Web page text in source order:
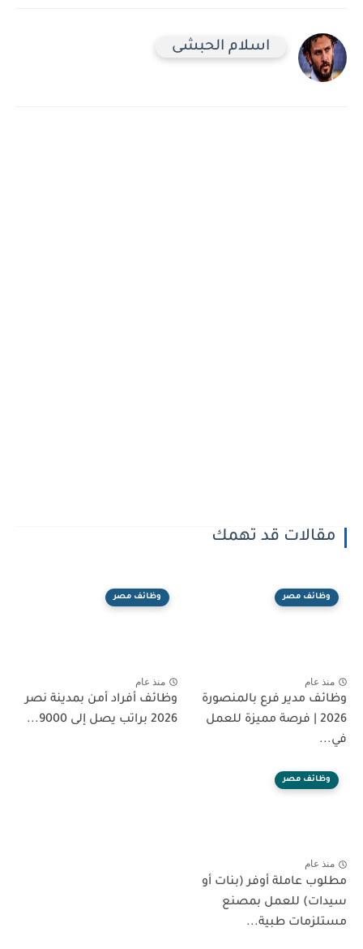
اسلام الحبشى
مقالات قد تهمك
وظائف مصر
منذ عام
وظائف مدير فرع بالمنصورة
2026 | فرصة مميزة للعمل
في...
وظائف مصر
منذ عام
وظائف أفراد أمن بمدينة نصر
2026 براتب يصل إلى 9000...
وظائف مصر
منذ عام
مطلوب عاملة أوفر (بنات أو
سيدات) للعمل بمصنع
مستلزمات طبية...